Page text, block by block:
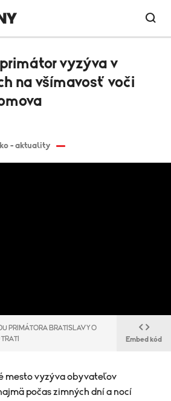
- aktuality
vyzýva v
na všímavosť voči
PRIMÁTORA BRATISLAVY O
Embed kód
mesto vyzýva obyvateľov
počas zimných dní a nocí